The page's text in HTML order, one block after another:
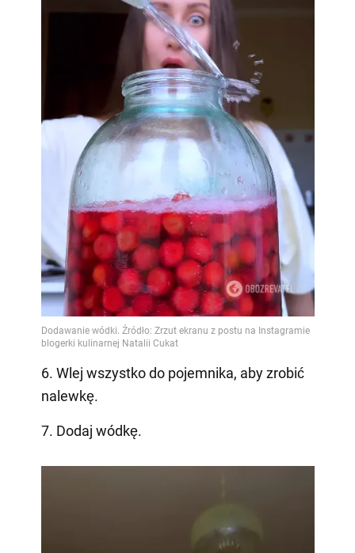
6. Wlej wszystko do pojemnika, aby zrobić
nalewkę.
7. Dodaj wódkę.